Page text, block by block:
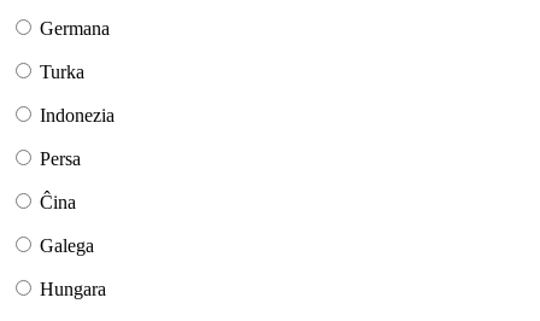
Germana
Turka
Indonezia
Persa
Ĉina
Galega
Hungara